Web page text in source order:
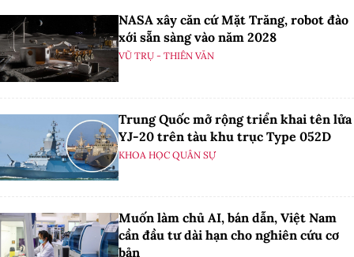
NASA xây căn cứ Mặt Trăng, robot đào
xới sẵn sàng vào năm 2028
VŨ TRỤ - THIÊN VĂN
Trung Quốc mở rộng triển khai tên lửa
YJ-20 trên tàu khu trục Type 052D
KHOA HỌC QUÂN SỰ
Muốn làm chủ AI, bán dẫn, Việt Nam
cần đầu tư dài hạn cho nghiên cứu cơ
bản